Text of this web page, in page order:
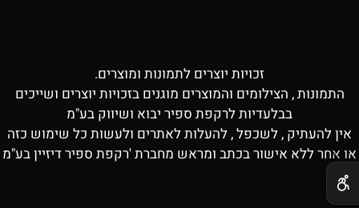
זכויות יוצרים לתמונות ומוצרים.
התמונות , הצילומים והמוצרים מוגנים בזכויות יוצרים ושייכים
בבלעדיות לרקפת ספיר יבוא ושיווק בע"מ
אין להעתיק , לשכפל , להעלות לאתרים ולעשות כל שימוש כזה
או אחר ללא אישור בכתב ומראש מחברת 'רקפת ספיר דיזיין בע"מ
✕